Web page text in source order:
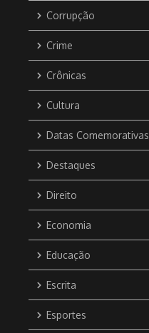
Corrupção
Crime
Crônicas
Cultura
Datas Comemorativas
Destaques
Direito
Economia
Educação
Escrita
Esportes